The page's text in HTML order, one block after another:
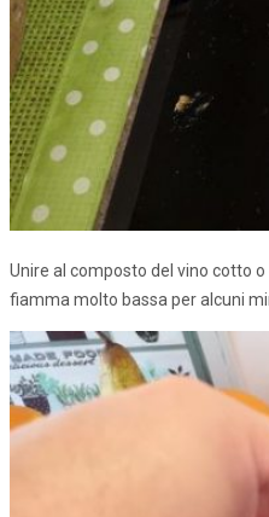
Unire al composto del vino cotto
fiamma molto bassa per alcuni